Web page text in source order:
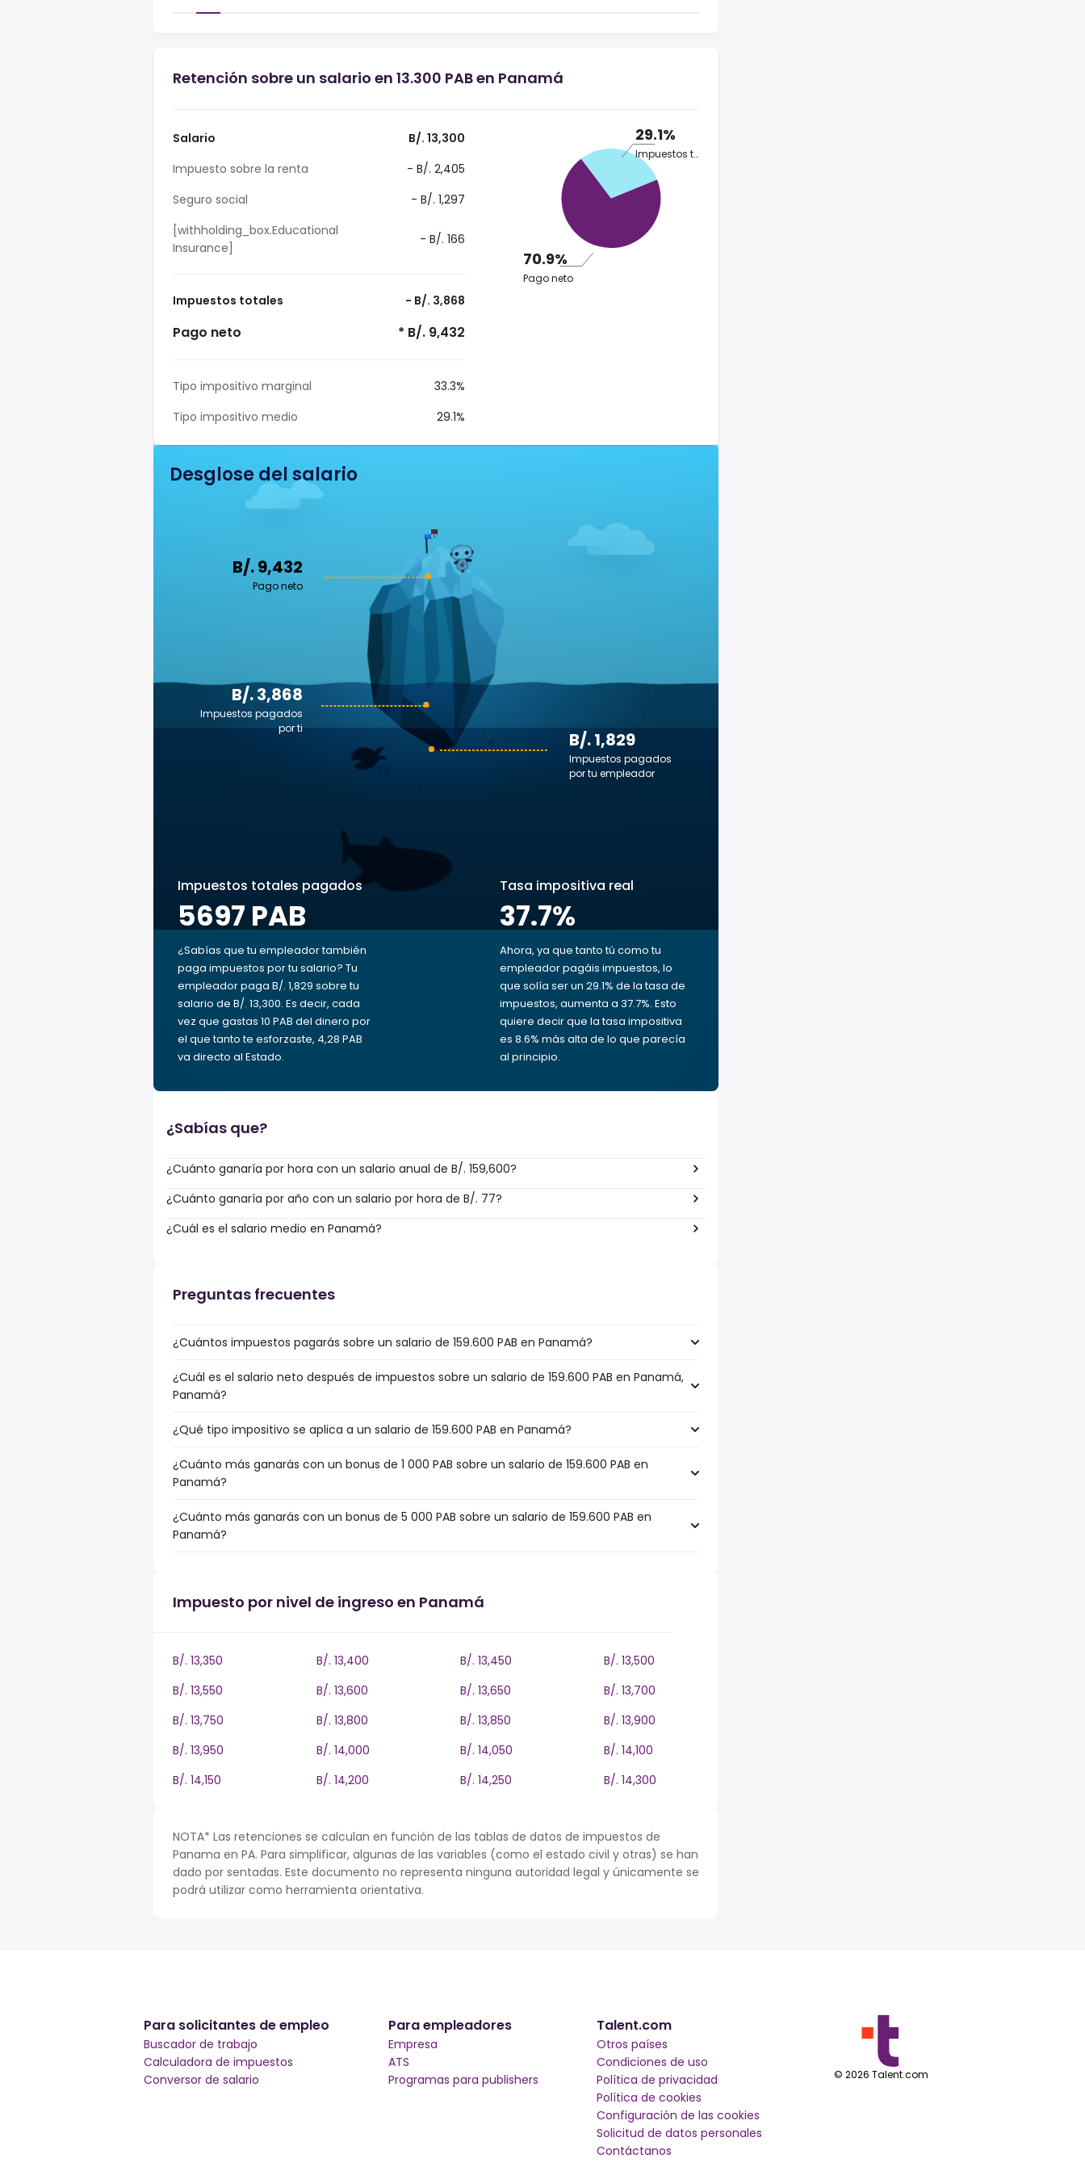
Retención sobre un salario en 13.300 PAB en Panamá
Salario
B/. 13,300
Impuesto sobre la renta
- B/. 2,405
Seguro social
- B/. 1,297
[withholding_box.Educational
Insurance]
- B/. 166
Impuestos totales - B/. 3,868
Pago neto * B/. 9,432
Tipo impositivo marginal
33.3%
Tipo impositivo medio
29.1%
29.1%
Impuestos totales
70.9%
Pago neto
Desglose del salario
B/. 9,432
Pago neto
B/. 1,829
Impuestos pagados
por tu empleador
B/. 3,868
Impuestos pagados
por ti
Impuestos totales pagados
5697 PAB
¿Sabías que tu empleador también
paga impuestos por tu salario? Tu
empleador paga B/. 1,829 sobre tu
salario de B/. 13,300. Es decir, cada
vez que gastas 10 PAB del dinero por
el que tanto te esforzaste, 4,28 PAB
va directo al Estado.
Tasa impositiva real
37.7%
Ahora, ya que tanto tú como tu
empleador pagáis impuestos, lo
que solía ser un 29.1% de la tasa de
impuestos, aumenta a 37.7%. Esto
quiere decir que la tasa impositiva
es 8.6% más alta de lo que parecía
al principio.
¿Sabías que?
¿Cuánto ganaría por hora con un salario anual de B/. 159,600?
¿Cuánto ganaría por año con un salario por hora de B/. 77?
¿Cuál es el salario medio en Panamá?
Preguntas frecuentes
¿Cuántos impuestos pagarás sobre un salario de 159.600 PAB en Panamá?
¿Cuál es el salario neto después de impuestos sobre un salario de 159.600 PAB en Panamá,
Panamá?
¿Qué tipo impositivo se aplica a un salario de 159.600 PAB en Panamá?
¿Cuánto más ganarás con un bonus de 1 000 PAB sobre un salario de 159.600 PAB en
Panamá?
¿Cuánto más ganarás con un bonus de 5 000 PAB sobre un salario de 159.600 PAB en
Panamá?
Impuesto por nivel de ingreso en Panamá
B/. 13,350 B/. 13,400 B/. 13,450
B/. 13,500
B/. 13,550
B/. 13,600 B/. 13,650
B/. 13,700
B/. 13,750
B/. 13,800 B/. 13,850
B/. 13,900
B/. 13,950
B/. 14,000 B/. 14,050
B/. 14,100
B/. 14,150
B/. 14,200 B/. 14,250 B/. 14,300
NOTA* Las retenciones se calculan en función de las tablas de datos de impuestos de
Panama en PA. Para simplificar, algunas de las variables (como el estado civil y otras) se han
dado por sentadas. Este documento no representa ninguna autoridad legal y únicamente se
podrá utilizar como herramienta orientativa.
Para solicitantes de empleo
Buscador de trabajo
Calculadora de impuestos
Conversor de salario
Para empleadores
Empresa
ATS
Programas para publishers
Talent.com
Otros países
Condiciones de uso
Política de privacidad
Política de cookies
Configuración de las cookies
Solicitud de datos personales
Contáctanos
© 2026 Talent.com